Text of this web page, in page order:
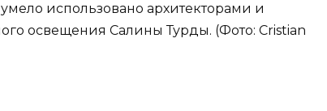
использовано архитекторами и
освещения Салины Турды. (Фото: Cristian